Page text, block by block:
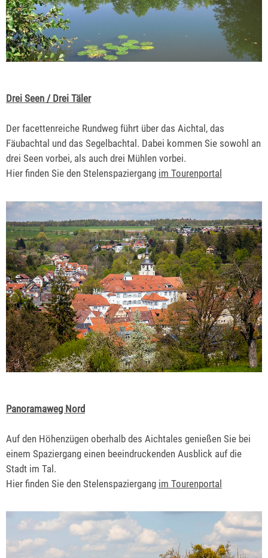
Drei Seen / Drei Täler
Der facettenreiche Rundweg führt über das Aichtal, das
Fäubachtal und das Segelbachtal. Dabei kommen Sie sowohl an
drei Seen vorbei, als auch drei Mühlen vorbei.
Hier finden Sie den Stelenspaziergang im Tourenportal
Panoramaweg Nord
Auf den Höhenzügen oberhalb des Aichtales genießen Sie bei
einem Spaziergang einen beeindruckenden Ausblick auf die
Stadt im Tal.
Hier finden Sie den Stelenspaziergang im Tourenportal